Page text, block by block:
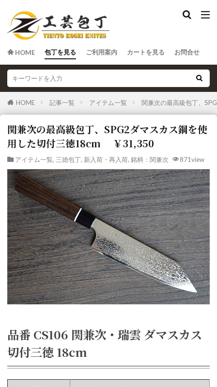
HOME 包丁を見る ご利用案内 カートを見る お問合せ
HOME 記事一覧 アイテム一覧 関兼次の最高級包丁、
関兼次の最高級包丁、SPG2ダマスカス鋼を使
用した切付三徳18cm ￥31,350
アイテム一覧, 三徳包丁, 新入荷・再入荷, 銘柄：関兼次 871view
品番 CS106 関兼次・瑞雲 ダマスカス
切付三徳 18cm